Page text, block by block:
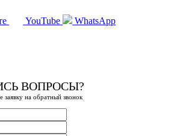
YouTube WhatsApp
ВОПРОСЫ?
заявку на обратный звонок